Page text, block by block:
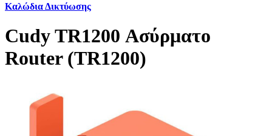
Καλώδια Δικτύωσης
Cudy TR1200 Ασύρματο
Router (TR1200)